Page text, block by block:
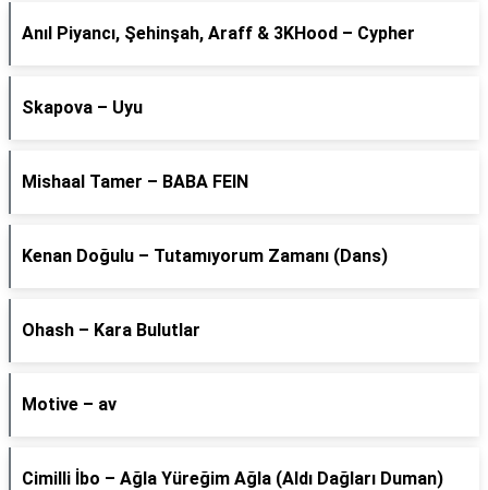
Anıl Piyancı, Şehinşah, Araff & 3KHood – Cypher
Skapova – Uyu
Mishaal Tamer – BABA FEIN
Kenan Doğulu – Tutamıyorum Zamanı (Dans)
Ohash – Kara Bulutlar
Motive – av
Cimilli İbo – Ağla Yüreğim Ağla (Aldı Dağları Duman)